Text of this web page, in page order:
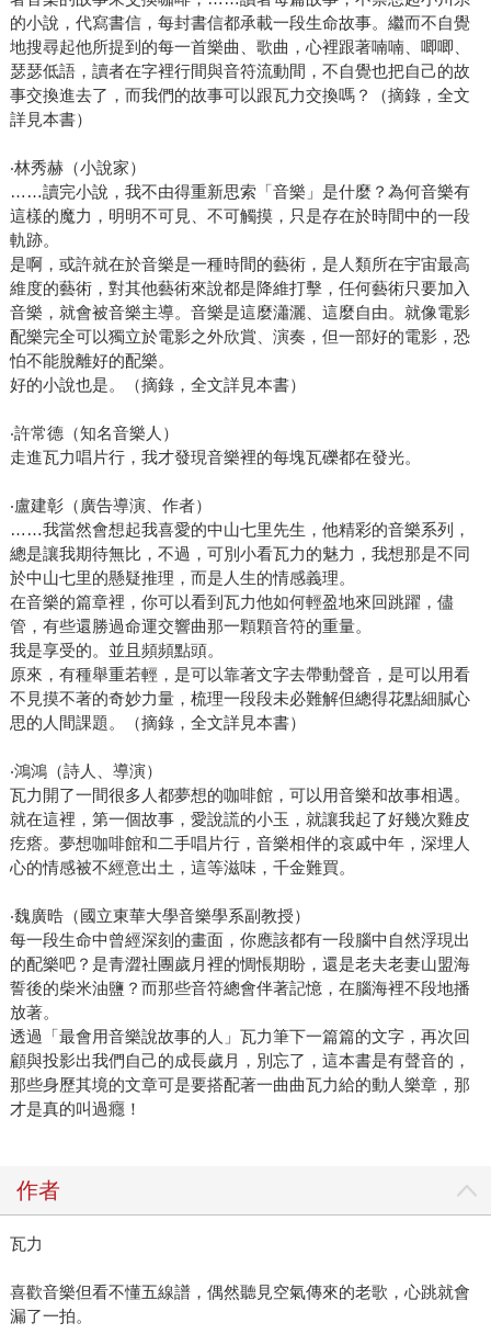
的小說，代寫書信，每封書信都承載一段生命故事。繼而不自覺
地搜尋起他所提到的每一首樂曲、歌曲，心裡跟著喃喃、唧唧、
瑟瑟低語，讀者在字裡行間與音符流動間，不自覺也把自己的故
事交換進去了，而我們的故事可以跟瓦力交換嗎？（摘錄，全文
詳見本書）
‧林秀赫（小說家）
……讀完小說，我不由得重新思索「音樂」是什麼？為何音樂有
這樣的魔力，明明不可見、不可觸摸，只是存在於時間中的一段
軌跡。
是啊，或許就在於音樂是一種時間的藝術，是人類所在宇宙最高
維度的藝術，對其他藝術來說都是降維打擊，任何藝術只要加入
音樂，就會被音樂主導。音樂是這麼瀟灑、這麼自由。就像電影
配樂完全可以獨立於電影之外欣賞、演奏，但一部好的電影，恐
怕不能脫離好的配樂。
好的小說也是。（摘錄，全文詳見本書）
‧許常德（知名音樂人）
走進瓦力唱片行，我才發現音樂裡的每塊瓦礫都在發光。
‧盧建彰（廣告導演、作者）
……我當然會想起我喜愛的中山七里先生，他精彩的音樂系列，
總是讓我期待無比，不過，可別小看瓦力的魅力，我想那是不同
於中山七里的懸疑推理，而是人生的情感義理。
在音樂的篇章裡，你可以看到瓦力他如何輕盈地來回跳躍，儘
管，有些還勝過命運交響曲那一顆顆音符的重量。
我是享受的。並且頻頻點頭。
原來，有種舉重若輕，是可以靠著文字去帶動聲音，是可以用看
不見摸不著的奇妙力量，梳理一段段未必難解但總得花點細膩心
思的人間課題。（摘錄，全文詳見本書）
‧鴻鴻（詩人、導演）
瓦力開了一間很多人都夢想的咖啡館，可以用音樂和故事相遇。
就在這裡，第一個故事，愛說謊的小玉，就讓我起了好幾次雞皮
疙瘩。夢想咖啡館和二手唱片行，音樂相伴的哀戚中年，深埋人
心的情感被不經意出土，這等滋味，千金難買。
‧魏廣晧（國立東華大學音樂學系副教授）
每一段生命中曾經深刻的畫面，你應該都有一段腦中自然浮現出
的配樂吧？是青澀社團歲月裡的惆悵期盼，還是老夫老妻山盟海
誓後的柴米油鹽？而那些音符總會伴著記憶，在腦海裡不段地播
放著。
透過「最會用音樂說故事的人」瓦力筆下一篇篇的文字，再次回
顧與投影出我們自己的成長歲月，別忘了，這本書是有聲音的，
那些身歷其境的文章可是要搭配著一曲曲瓦力給的動人樂章，那
才是真的叫過癮！
作者
瓦力
喜歡音樂但看不懂五線譜，偶然聽見空氣傳來的老歌，心跳就會
漏了一拍。